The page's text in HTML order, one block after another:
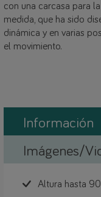
con una carcasa para
medida, que ha sido
dinámica y en varias
el movimiento.
Información
Imágenes/
Altura hasta